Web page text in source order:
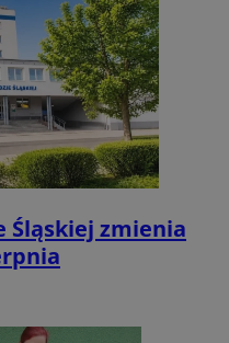
Śląskiej zmienia